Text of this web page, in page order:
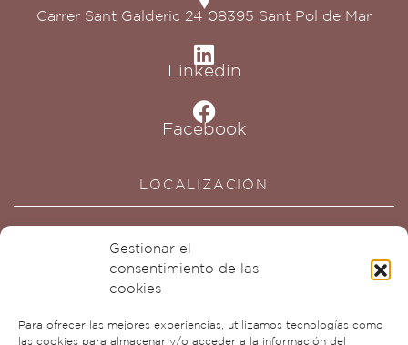
Gestionar el
consentimiento de las
cookies
Para ofrecer las mejores experiencias, utilizamos tecnologías como
las cookies para almacenar y/o acceder a la información del
Carrer Sant Galderic 24 08395 Sant Pol de Mar
Linkedin
Facebook
LOCALIZACIÓN
Haz clic para aceptar cookies de